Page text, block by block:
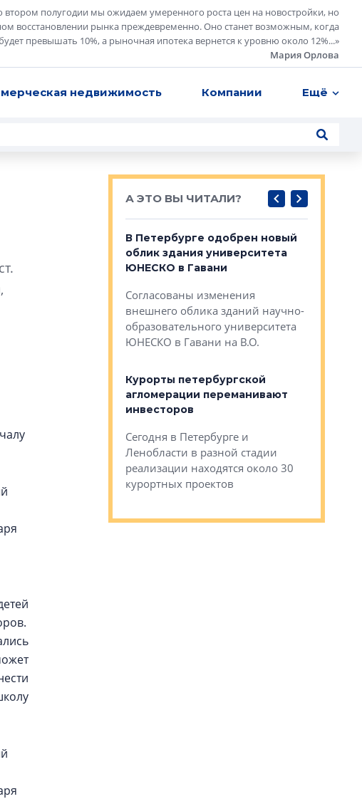
втором полугодии мы ожидаем умеренного роста цен на новостройки, но
восстановлении рынка преждевременно. Оно станет возможным, когда
превышать 10%, а рыночная ипотека вернется к уровню около 12%...»
Мария Орлова
недвижимость Компании Ещё
А ЭТО ВЫ ЧИТАЛИ?
панелей
В Петербурге одобрен новый
облик здания университета
ЮНЕСКО в Гавани
Согласованы изменения
внешнего облика зданий научно-
образовательного университета
ЮНЕСКО в Гавани на В.О.
Курорты петербургской
агломерации переманивают
инвесторов
Сегодня в Петербурге и
Ленобласти в разной стадии
реализации находятся около 30
курортных проектов